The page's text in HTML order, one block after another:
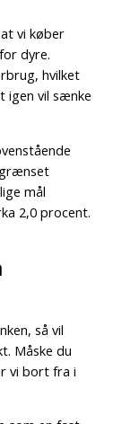
vi køber
dyre.
hvilket
igen vil sænke
mål
2,0 procent.
så vil
Måske du
vi bort fra i